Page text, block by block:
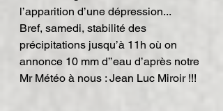
l’apparition d’une dépression...
Bref, samedi, stabilité des
précipitations jusqu’à 11h où on
annonce 10 mm d’’eau d’après notre
Mr Météo à nous : Jean Luc Miroir !!!